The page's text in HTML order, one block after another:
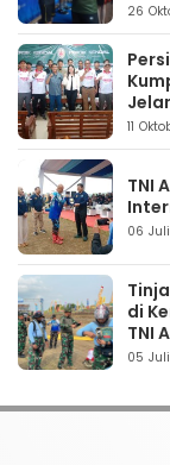
26
11
TNI
06
di
TNI
05